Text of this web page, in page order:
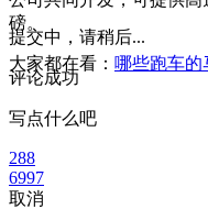
磅。
大家都在看： 哪些跑车的
提交中，请稍后...
评论成功
写点什么吧
288
6997
取消